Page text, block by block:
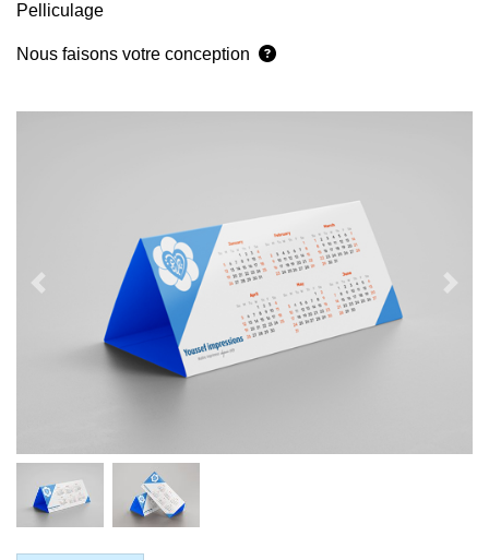
Pelliculage
Nous faisons votre conception